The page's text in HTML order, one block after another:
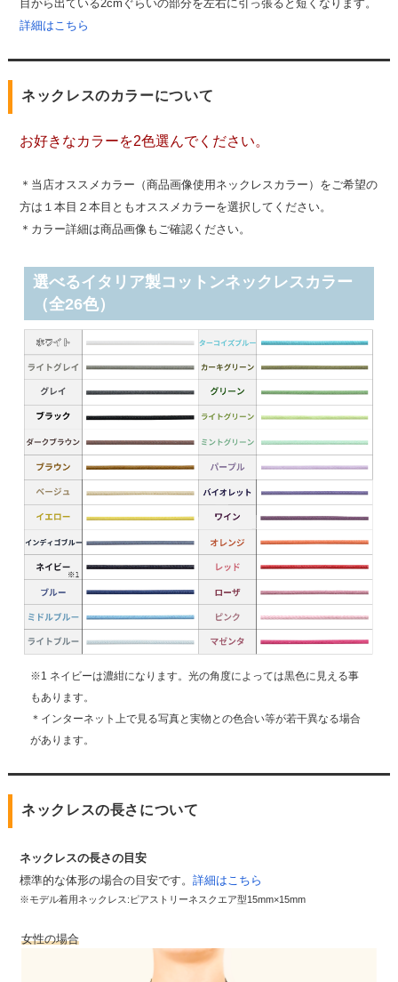
目から出ている2cmぐらいの部分を左右に引っ張ると短くなります。
詳細はこちら
ネックレスのカラーについて
お好きなカラーを2色選んでください。
＊当店オススメカラー（商品画像使用ネックレスカラー）をご希望の
方は１本目２本目ともオススメカラーを選択してください。
＊カラー詳細は商品画像もご確認ください。
選べるイタリア製コットンネックレスカラー
（全26色）
※1 ネイビーは濃紺になります。光の角度によっては黒色に見える事
もあります。
＊インターネット上で見る写真と実物との色合い等が若干異なる場合
があります。
ネックレスの長さについて
ネックレスの長さの目安
標準的な体形の場合の目安です。 詳細はこちら
※モデル着用ネックレス:ピアストリーネスクエア型15mm×15mm
女性の場合